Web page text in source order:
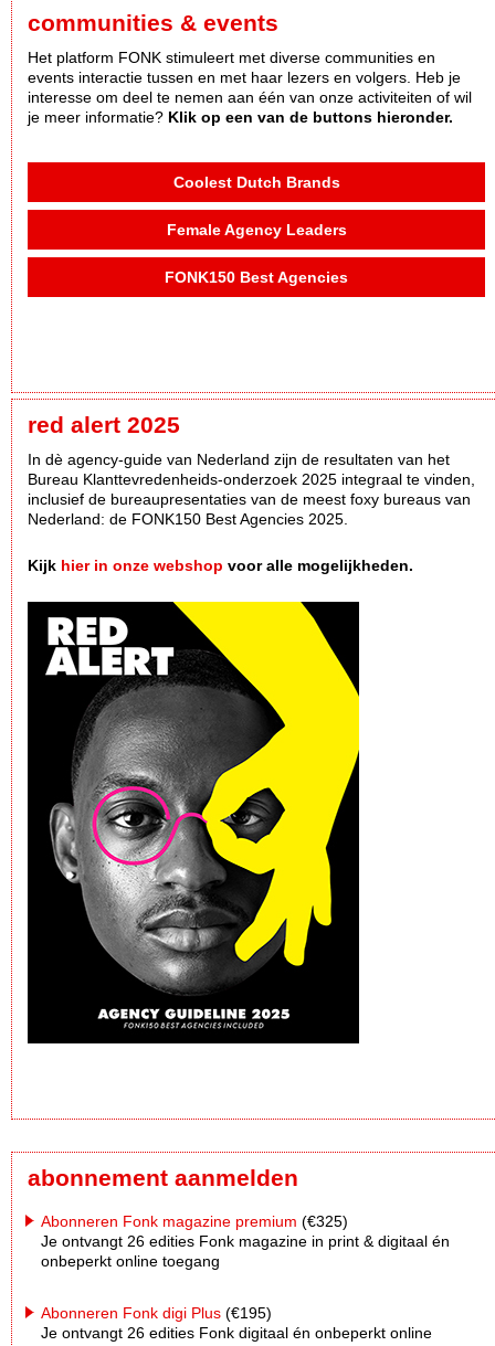
communities & events
Het platform FONK stimuleert met diverse communities en
events interactie tussen en met haar lezers en volgers. Heb je
interesse om deel te nemen aan één van onze activiteiten of wil
je meer informatie? Klik op een van de buttons hieronder.
Coolest Dutch Brands
Female Agency Leaders
FONK150 Best Agencies
red alert 2025
In dè agency-guide van Nederland zijn de resultaten van het
Bureau Klanttevredenheids-onderzoek 2025 integraal te vinden,
inclusief de bureaupresentaties van de meest foxy bureaus van
Nederland: de FONK150 Best Agencies 2025.
Kijk hier in onze webshop voor alle mogelijkheden.
abonnement aanmelden
Abonneren Fonk magazine premium (€325)
Je ontvangt 26 edities Fonk magazine in print & digitaal én
onbeperkt online toegang
Abonneren Fonk digi Plus (€195)
Je ontvangt 26 edities Fonk digitaal én onbeperkt online